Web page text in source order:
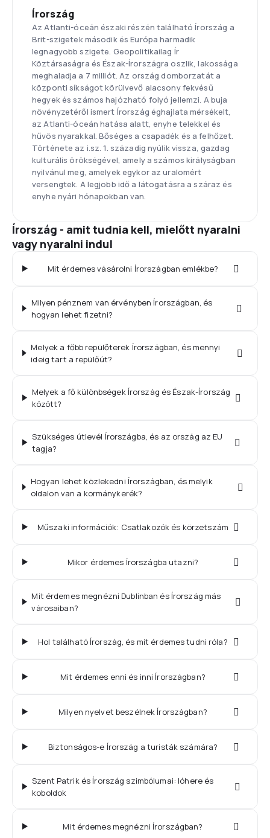
Írország
Az Atlanti-óceán északi részén található Írország a
Brit-szigetek második és Európa harmadik
legnagyobb szigete. Geopolitikailag Ír
Köztársaságra és Észak-Írországra oszlik, lakossága
meghaladja a 7 milliót. Az ország domborzatát a
központi síkságot körülvevő alacsony fekvésű
hegyek és számos hajózható folyó jellemzi. A buja
növényzetéről ismert Írország éghajlata mérsékelt,
az Atlanti-óceán hatása alatt, enyhe telekkel és
hűvös nyarakkal. Bőséges a csapadék és a felhőzet.
Története az i.sz. 1. századig nyúlik vissza, gazdag
kulturális örökségével, amely a számos királyságban
nyilvánul meg, amelyek egykor az uralomért
versengtek. A legjobb idő a látogatásra a száraz és
enyhe nyári hónapokban van.
Írország - amit tudnia kell, mielőtt nyaralni
vagy nyaralni indul
Mit érdemes vásárolni Írországban emlékbe?
Milyen pénznem van érvényben Írországban, és
hogyan lehet fizetni?
Melyek a főbb repülőterek Írországban, és mennyi
ideig tart a repülőút?
Melyek a fő különbségek Írország és Észak-Írország
között?
Szükséges útlevél Írországba, és az ország az EU
tagja?
Hogyan lehet közlekedni Írországban, és melyik
oldalon van a kormánykerék?
Műszaki információk: Csatlakozók és körzetszám
Mikor érdemes Írországba utazni?
Mit érdemes megnézni Dublinban és Írország más
városaiban?
Hol található Írország, és mit érdemes tudni róla?
Mit érdemes enni és inni Írországban?
Milyen nyelvet beszélnek Írországban?
Biztonságos-e Írország a turisták számára?
Szent Patrik és Írország szimbólumai: lóhere és
koboldok
Mit érdemes megnézni Írországban?